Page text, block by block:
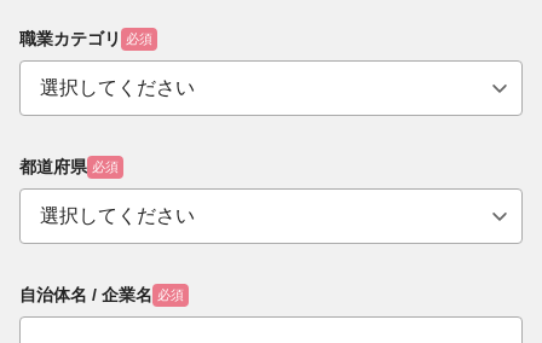
職業カテゴリ 必須
都道府県 必須
自治体名 / 企業名 必須